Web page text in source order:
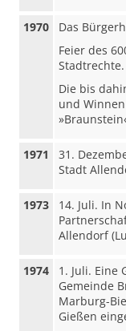
1970
Das
Feier des
Stadtrechte.
Die bis
und
1971
31.
Stadt
1973
14. Juli. In
Allendorf
1974
1. Juli. Eine
Gemeinde
Marburg-
Gießen